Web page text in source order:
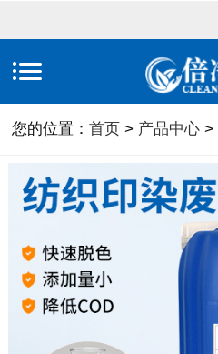
您的位置：首页 > 产品中心 >